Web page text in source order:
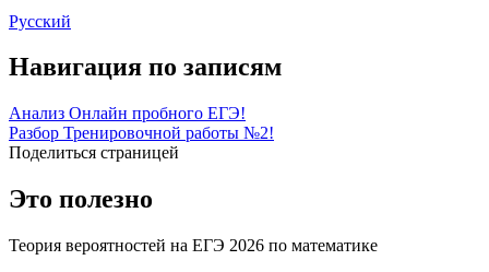
Русский
Навигация по записям
Анализ Онлайн пробного ЕГЭ!
Разбор Тренировочной работы №2!
Поделиться страницей
Это полезно
Теория вероятностей на ЕГЭ 2026 по математике